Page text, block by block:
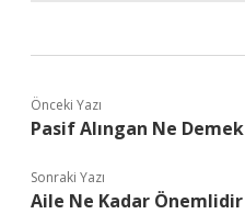
Önceki Yazı
Pasif Alıngan Ne Demek
Sonraki Yazı
Aile Ne Kadar Önemlidir